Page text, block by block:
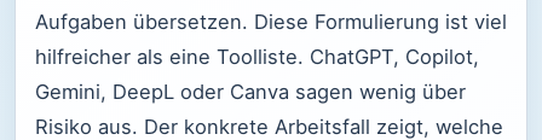
Aufgaben übersetzen. Diese Formulierung ist viel
hilfreicher als eine Toolliste. ChatGPT, Copilot,
Gemini, DeepL oder Canva sagen wenig über
Risiko aus. Der konkrete Arbeitsfall zeigt, welche